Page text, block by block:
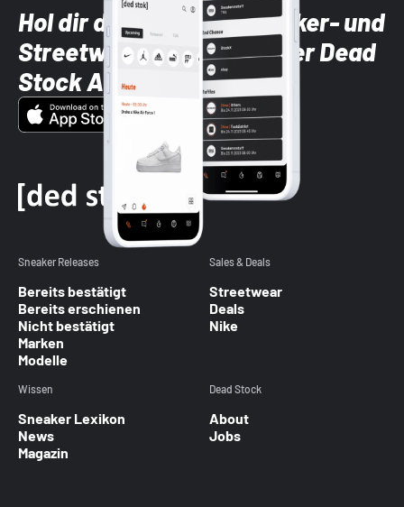
Hol dir die neuesten Sneaker- und
Streetwear-Brands mit der Dead
Stock App
Sneaker Releases
Bereits bestätigt
Bereits erschienen
Nicht bestätigt
Marken
Modelle
Sales & Deals
Streetwear
Deals
Nike
Wissen
Sneaker Lexikon
News
Magazin
Dead Stock
About
Jobs